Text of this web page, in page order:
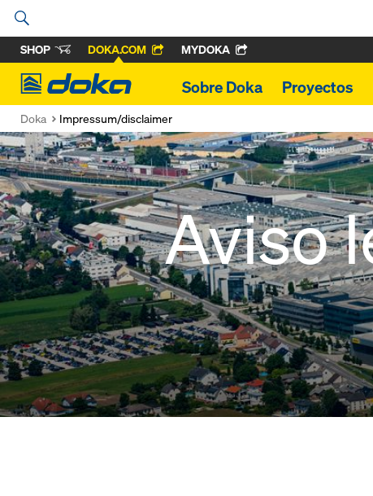
SHOP DOKA.COM MYDOKA
Doka
Sobre Doka Proyectos
Doka Impressum/disclaimer
Aviso